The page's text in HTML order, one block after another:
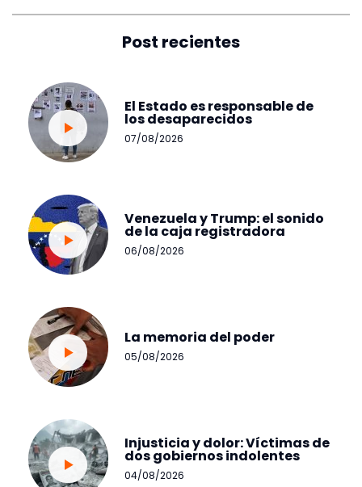
Post recientes
El Estado es responsable de
los desaparecidos
07/08/2026
Venezuela y Trump: el sonido
de la caja registradora
06/08/2026
La memoria del poder
05/08/2026
Injusticia y dolor: Víctimas de
dos gobiernos indolentes
04/08/2026